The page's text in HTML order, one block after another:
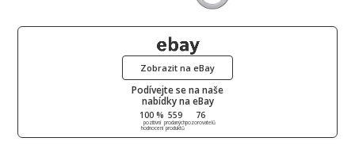
Podívejte se na naše
nabídky na eBay
100 %
pozitivní
hodnocení
559
prodaných
produktů
76
pozorovatelů
Zobrazit na eBay